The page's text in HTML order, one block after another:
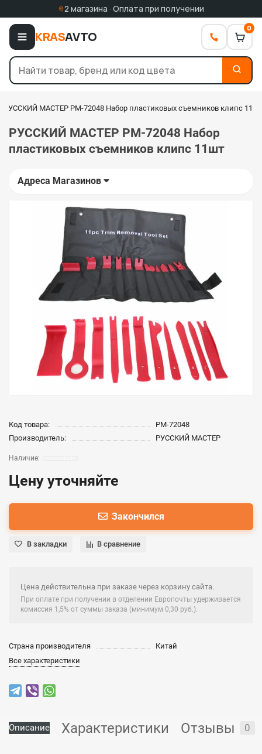
2 магазина · Оплата при получении
KRASAVTO
0
РУССКИЙ МАСТЕР РМ-72048 Набор пластиковых съемников клипс 11шт
РУССКИЙ МАСТЕР РМ-72048 Набор
пластиковых съемников клипс 11шт
Адреса Магазинов
Код товара:
РМ-72048
Производитель:
РУССКИЙ МАСТЕР
Цену уточняйте
Закончился
В закладки В сравнение
Цена действительна при заказе через корзину сайта.
При оплате при получении в отделении Европочты удерживается
комиссия 1,5% от суммы заказа (минимум 0,30 руб.).
Страна производителя
Китай
Все характеристики
Описание Характеристики Отзывы 0